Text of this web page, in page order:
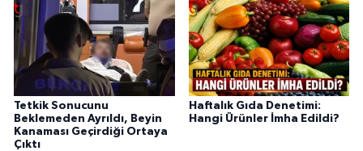
Tetkik Sonucunu
Beklemeden Ayrıldı, Beyin
Kanaması Geçirdiği Ortaya
Çıktı
Haftalık Gıda Denetimi:
Hangi Ürünler İmha Edildi?